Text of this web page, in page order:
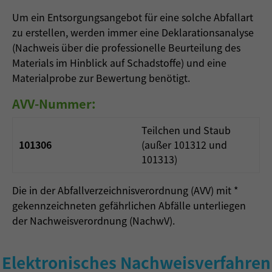
Um ein Entsorgungsangebot für eine solche Abfallart
zu erstellen, werden immer eine Deklarationsanalyse
(Nachweis über die professionelle Beurteilung des
Materials im Hinblick auf Schadstoffe) und eine
Materialprobe zur Bewertung benötigt.
AVV-Nummer:
101306
Teilchen und Staub
(außer 101312 und
101313)
Die in der Abfallverzeichnisverordnung (AVV) mit *
gekennzeichneten gefährlichen Abfälle unterliegen
der Nachweisverordnung (NachwV).
Elektronisches Nachweisverfahren